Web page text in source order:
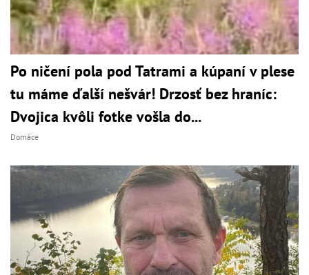
Po ničení pola pod Tatrami a kúpaní v plese
tu máme ďalší nešvár! Drzosť bez hraníc:
Dvojica kvôli fotke vošla do...
Domáce